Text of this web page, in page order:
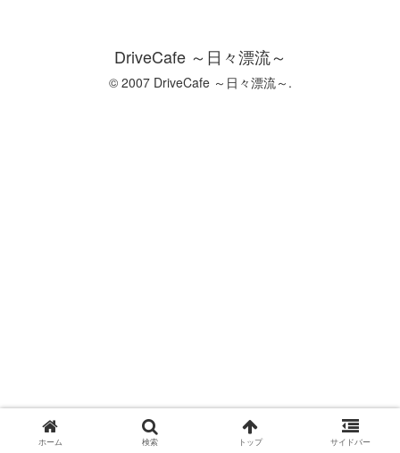
DriveCafe ～日々漂流～
© 2007 DriveCafe ～日々漂流～.
ホーム 検索 トップ サイドバー